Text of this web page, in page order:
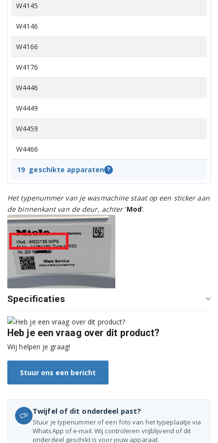
W4145
W4146
W4166
W4176
W4446
W4449
W4459
W4466
W4469
W4479
W6546
W6547
W6566
W6749
W6766
W6769
19 geschikte apparaten ?
Het typenummer van je wasmachine staat op een sticker aan
de binnenkant van de deur, achter'Mod'.
Specificaties
Heb je een vraag over dit product?
Wij helpen je graag!
Stuur ons een bericht
Twijfel of dit onderdeel past?
Stuur je typenummer of een foto van het typeplaatje via
WhatsApp of e-mail. Wij controleren vrijblijvend of dit
onderdeel geschikt is voor jouw apparaat.